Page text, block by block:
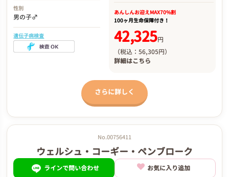
性別
男の子♂
遺伝子病検査
あんしんお迎えMAX70%割
100ヶ月生命保障付き！
42,325円
（税込：56,305円）
詳細はこちら
さらに詳しく
No.00756411
ウェルシュ・コーギー・ペンブローク
ラインで問い合わせ お気に入り追加